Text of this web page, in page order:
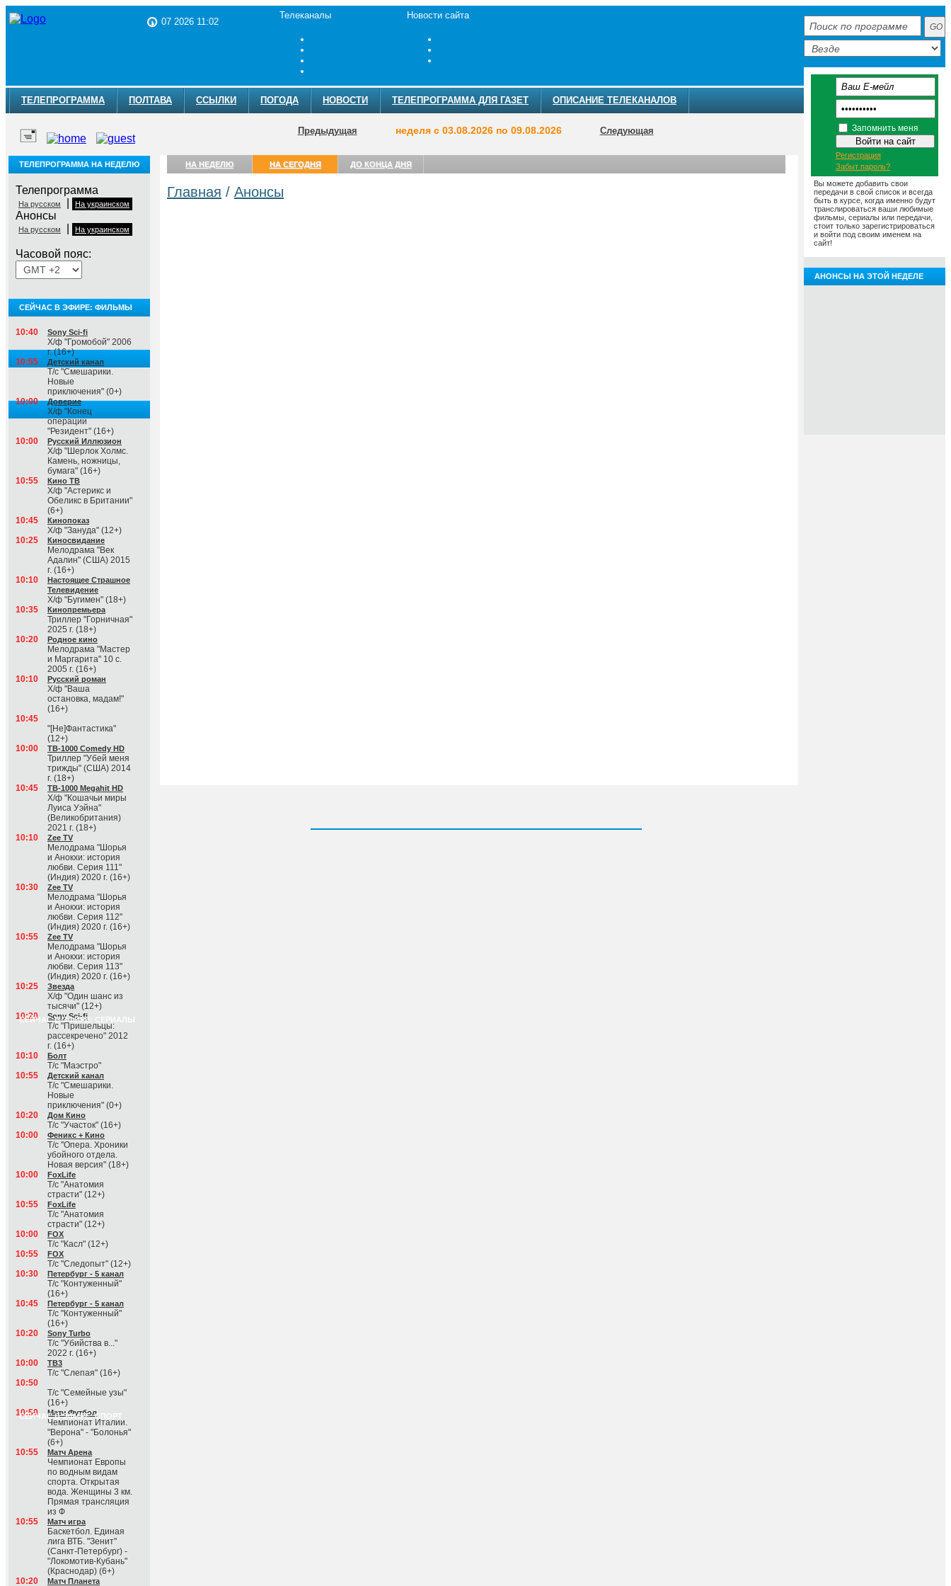
07 2026 11:02
Телеканалы Новости сайта
ТЕЛЕПРОГРАММА ПОЛТАВА ССЫЛКИ ПОГОДА НОВОСТИ ТЕЛЕПРОГРАММА ДЛЯ ГАЗЕТ ОПИСАНИЕ ТЕЛЕКАНАЛОВ
Предыдущая неделя с 03.08.2026 по 09.08.2026 Следующая
ТЕЛЕПРОГРАММА НА НЕДЕЛЮ
Телепрограмма
На русском На украинском
Анонсы
На русском На украинском
Часовой пояс:
СЕЙЧАС В ЭФИРЕ: ФИЛЬМЫ
10:40 Sony Sci-fi
Х/ф "Громобой" 2006
г. (16+)
10:55
Детский канал
Т/с "Смешарики.
Новые
приключения" (0+)
10:00
Доверие
Х/ф "Конец
операции
"Резидент" (16+)
10:00
Русский Иллюзион
Х/ф "Шерлок Холмс.
Камень, ножницы,
бумага" (16+)
10:55
Кино ТВ
Х/ф "Астерикс и
Обеликс в Британии"
(6+)
10:45
Кинопоказ
Х/ф "Зануда" (12+)
10:25
Киносвидание
Мелодрама "Век
Адалин" (США) 2015
г. (16+)
10:10
Настоящее Страшное
Телевидение
Х/ф "Бугимен" (18+)
10:35
Кинопремьера
Триллер "Горничная"
2025 г. (18+)
10:20
Родное кино
Мелодрама "Мастер
и Маргарита" 10 с.
2005 г. (16+)
10:10
Русский роман
Х/ф "Ваша
остановка, мадам!"
(16+)
10:45
"[Не]Фантастика"
(12+)
10:00
ТВ-1000 Comedy HD
Триллер "Убей меня
трижды" (США) 2014
г. (18+)
10:45
ТВ-1000 Megahit HD
Х/ф "Кошачьи миры
Луиса Уэйна"
(Великобритания)
2021 г. (18+)
10:10
Zee TV
Мелодрама "Шорья
и Анокхи: история
любви. Серия 111"
(Индия) 2020 г. (16+)
10:30
Zee TV
Мелодрама "Шорья
и Анокхи: история
любви. Серия 112"
(Индия) 2020 г. (16+)
10:55
Zee TV
Мелодрама "Шорья
и Анокхи: история
любви. Серия 113"
(Индия) 2020 г. (16+)
10:25
Звезда
Х/ф "Один шанс из
тысячи" (12+)
СЕЙЧАС В ЭФИРЕ: СЕРИАЛЫ
10:20 Sony Sci-fi
Т/с "Пришельцы:
рассекречено" 2012
г. (16+)
10:10
Болт
Т/с "Маэстро"
10:55
Детский канал
Т/с "Смешарики.
Новые
приключения" (0+)
10:20
Дом Кино
Т/с "Участок" (16+)
10:00
Феникс + Кино
Т/с "Опера. Хроники
убойного отдела.
Новая версия" (18+)
10:00
FoxLife
Т/с "Анатомия
страсти" (12+)
10:55
FoxLife
Т/с "Анатомия
страсти" (12+)
10:00
FOX
Т/с "Касл" (12+)
10:55
FOX
Т/с "Следопыт" (12+)
10:30
Петербург - 5 канал
Т/с "Контуженный"
(16+)
10:45
Петербург - 5 канал
Т/с "Контуженный"
(16+)
10:20
Sony Turbo
Т/с "Убийства в..."
2022 г. (16+)
10:00
ТВ3
Т/с "Слепая" (16+)
10:50
Т/с "Семейные узы"
(16+)
СЕЙЧАС В ЭФИРЕ: СПОРТ
10:50 Матч Футбол
Чемпионат Италии.
"Верона" - "Болонья"
(6+)
10:55
Матч Арена
Чемпионат Европы
по водным видам
спорта. Открытая
вода. Женщины 3 км.
Прямая трансляция
из Ф
10:55
Матч игра
Баскетбол. Единая
лига ВТБ. "Зенит"
(Санкт-Петербург) -
"Локомотив-Кубань"
(Краснодар) (6+)
10:20
Матч Планета
НА НЕДЕЛЮ НА СЕГОДНЯ ДО КОНЦА ДНЯ
Главная / Анонсы
Запомнить меня
Регистрация
Забыт пароль?
Вы можете добавить свои
передачи в свой список и всегда
быть в курсе, когда именно будут
транслироваться ваши любимые
фильмы, сериалы или передачи,
стоит только зарегистрироваться
и войти под своим именем на
сайт!
АНОНСЫ НА ЭТОЙ НЕДЕЛЕ